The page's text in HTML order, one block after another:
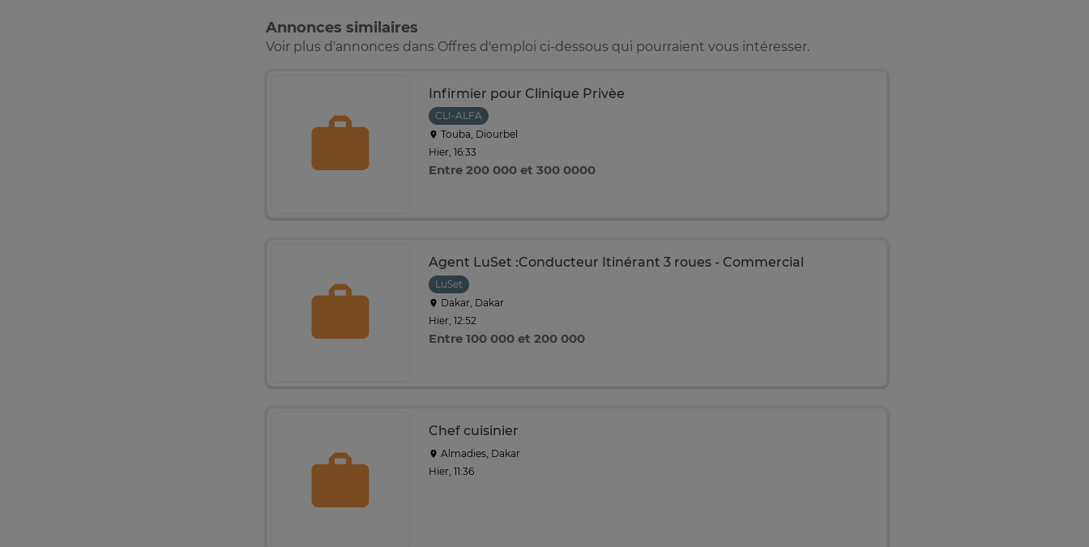
Annonces similaires
Voir plus d'annonces dans Offres d'emploi ci-dessous qui pourraient vous intéresser.
Infirmier pour Clinique Privèe
CLI-ALFA
Touba, Diourbel
Hier, 16:33
Entre 200 000 et 300 0000
Agent LuSet :Conducteur Itinérant 3 roues - Commercial
LuSet
Dakar, Dakar
Hier, 12:52
Entre 100 000 et 200 000
Chef cuisinier
Almadies, Dakar
Hier, 11:36